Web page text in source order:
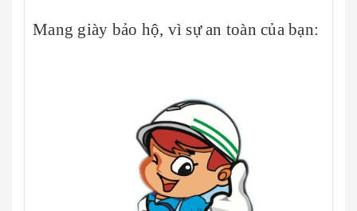
Mang giày bảo hộ, vì sự an toàn của bạn: